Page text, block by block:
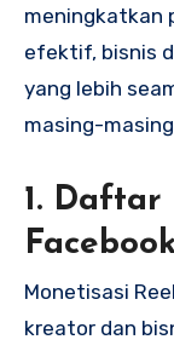
meningkatkan
efektif, bisnis
yang lebih
masing-
1. Daftar
Monetisasi
kreator dan